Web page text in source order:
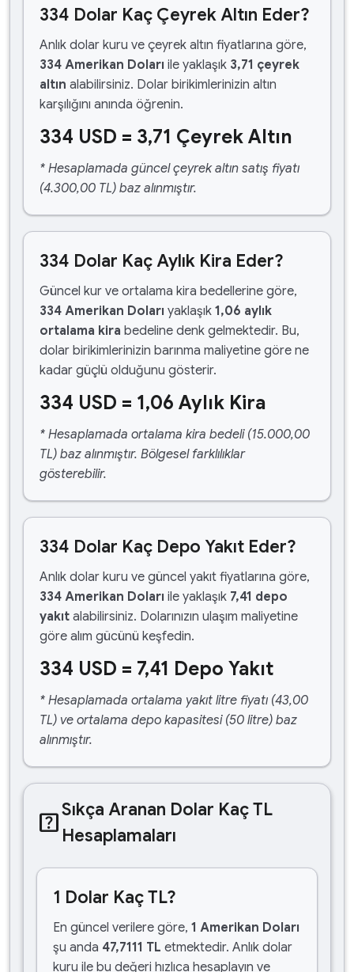
334 Dolar Kaç Çeyrek Altın Eder?
Anlık dolar kuru ve çeyrek altın fiyatlarına göre,
334 Amerikan Doları ile yaklaşık 3,71 çeyrek
altın alabilirsiniz. Dolar birikimlerinizin altın
karşılığını anında öğrenin.
334 USD = 3,71 Çeyrek Altın
* Hesaplamada güncel çeyrek altın satış fiyatı
(4.300,00 TL) baz alınmıştır.
334 Dolar Kaç Aylık Kira Eder?
Güncel kur ve ortalama kira bedellerine göre,
334 Amerikan Doları yaklaşık 1,06 aylık
ortalama kira bedeline denk gelmektedir. Bu,
dolar birikimlerinizin barınma maliyetine göre ne
kadar güçlü olduğunu gösterir.
334 USD = 1,06 Aylık Kira
* Hesaplamada ortalama kira bedeli (15.000,00
TL) baz alınmıştır. Bölgesel farklılıklar
gösterebilir.
334 Dolar Kaç Depo Yakıt Eder?
Anlık dolar kuru ve güncel yakıt fiyatlarına göre,
334 Amerikan Doları ile yaklaşık 7,41 depo
yakıt alabilirsiniz. Dolarınızın ulaşım maliyetine
göre alım gücünü keşfedin.
334 USD = 7,41 Depo Yakıt
* Hesaplamada ortalama yakıt litre fiyatı (43,00
TL) ve ortalama depo kapasitesi (50 litre) baz
alınmıştır.
help_centerSıkça Aranan Dolar Kaç TL
Hesaplamaları
1 Dolar Kaç TL?
En güncel verilere göre, 1 Amerikan Doları
şu anda 47,7111 TL etmektedir. Anlık dolar
kuru ile bu değeri hızlıca hesaplayın ve